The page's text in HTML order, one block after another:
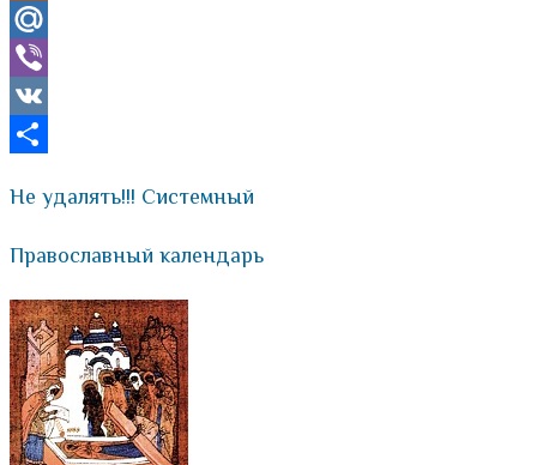
Odnoklassniki
Mail.Ru
Viber
VK
Не удалять!!! Системный
Православный календарь